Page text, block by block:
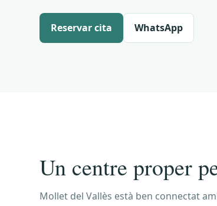
Reservar cita WhatsApp
Un centre proper
Mollet del Vallès està ben connectat